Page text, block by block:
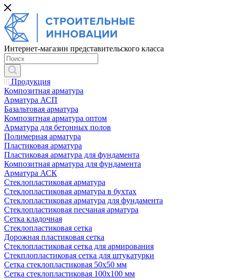
Интернет-магазин представительского класса
Продукция
Композитная арматура
Арматура АСП
Базальтовая арматура
Композитная арматура оптом
Арматура для бетонных полов
Полимерная арматура
Пластиковая арматура
Пластиковая арматура для фундамента
Композитная арматура для фундамента
Арматура АСК
Cтеклопластиковая арматура
Стеклопластиковая арматура в бухтах
Стеклопластиковая арматура для фундамента
Стеклопластиковая песчаная арматура
Сетка кладочная
Стеклопластиковая сетка
Дорожная пластиковая сетка
Стеклопластиковая сетка для армирования
Стекплопластиковая сетка для штукатурки
Сетка стеклопластиковая 50x50 мм
Сетка стеклопластиковая 100x100 мм